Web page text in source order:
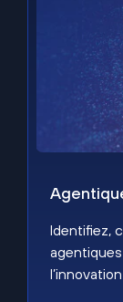
Identifiez,
l’innovation